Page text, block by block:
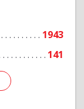
1943
141
Подробнее